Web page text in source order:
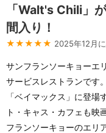
「Walt's Chili」
間入り！
★★★★★ 2025年12月
サンフランソーキョーエ
サービスレストランです
「ベイマックス」に登場
ト・キャス・カフェも映
フランソーキョーのエリ